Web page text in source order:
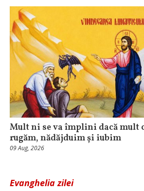
Mult ni se va împlini dacă mult
rugăm, nădăjduim și iubim
09 Aug, 2026
Evanghelia zilei